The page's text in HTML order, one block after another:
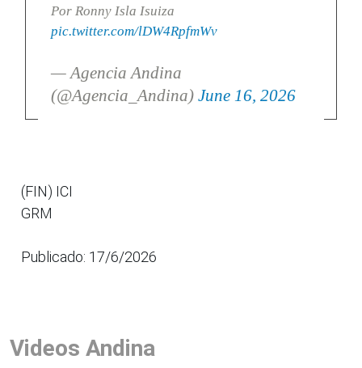
Por Ronny Isla Isuiza
pic.twitter.com/lDW4RpfmWv
— Agencia Andina
(@Agencia_Andina) June 16, 2026
(FIN) ICI
GRM
Publicado: 17/6/2026
Videos Andina